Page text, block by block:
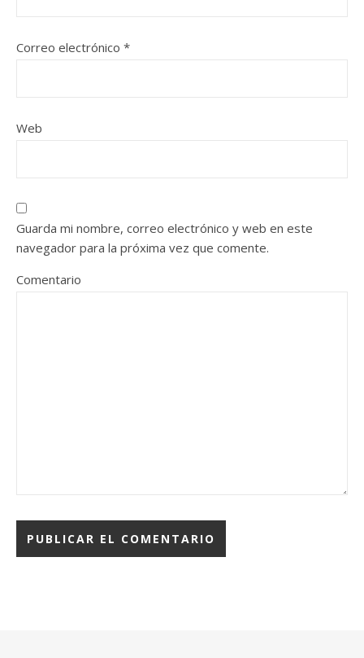
Correo electrónico *
Web
Guarda mi nombre, correo electrónico y web en este
navegador para la próxima vez que comente.
Comentario